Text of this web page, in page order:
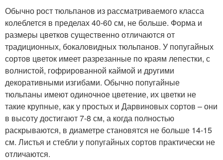
Обычно рост тюльпанов из рассматриваемого класса
колеблется в пределах 40-60 см, не больше. Форма и
размеры цветков существенно отличаются от
традиционных, бокаловидных тюльпанов. У попугайных
сортов цветок имеет разрезанные по краям лепестки, с
волнистой, гофрированной каймой и другими
декоративными изгибами. Обычно попугайные
тюльпаны имеют одиночное цветение, их цветки не
такие крупные, как у простых и Дарвиновых сортов – они
в высоту достигают 7-8 см, а когда полностью
раскрываются, в диаметре становятся не больше 14-15
см. Листья и стебли у попугайных сортов практически не
отличаются.